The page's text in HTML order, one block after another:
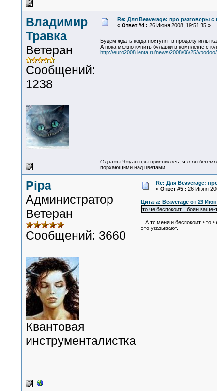
Владимир
Травка
Ветеран
Сообщений:
1238
Re: Для Beaverage: про разговоры с
« Ответ #4 : 26 Июня 2008, 19:51:35 »
Будем ждать когда поступят в продажу иглы
А пока можно купить булавки в комплекте с
http://euro2008.lenta.ru/news/2008/06/25/voodoo/
Однажы Чжуан-цзы приснилось, что он
порхающими над цветами.
Pipa
Администратор
Ветеран
Сообщений: 3660
Квантовая
инструменталистка
Re: Для Beaverage:
« Ответ #5 : 26 Июня
Цитата: Beaverage от 26
то че беспокоит... боян
А то меня и беспокоит, что
это указывают.